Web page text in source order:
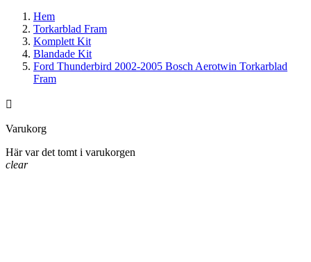
Hem
Torkarblad Fram
Komplett Kit
Blandade Kit
Ford Thunderbird 2002-2005 Bosch Aerotwin Torkarblad
Fram

Varukorg
Här var det tomt i varukorgen
clear